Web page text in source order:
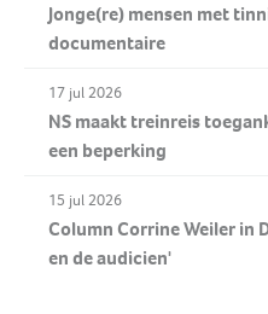
Jonge(re) mensen met
documentaire
17 jul 2026
NS maakt treinreis
een beperking
15 jul 2026
Column Corrine Weiler in
en de audicien'